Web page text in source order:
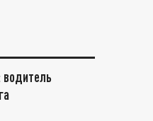
водитель